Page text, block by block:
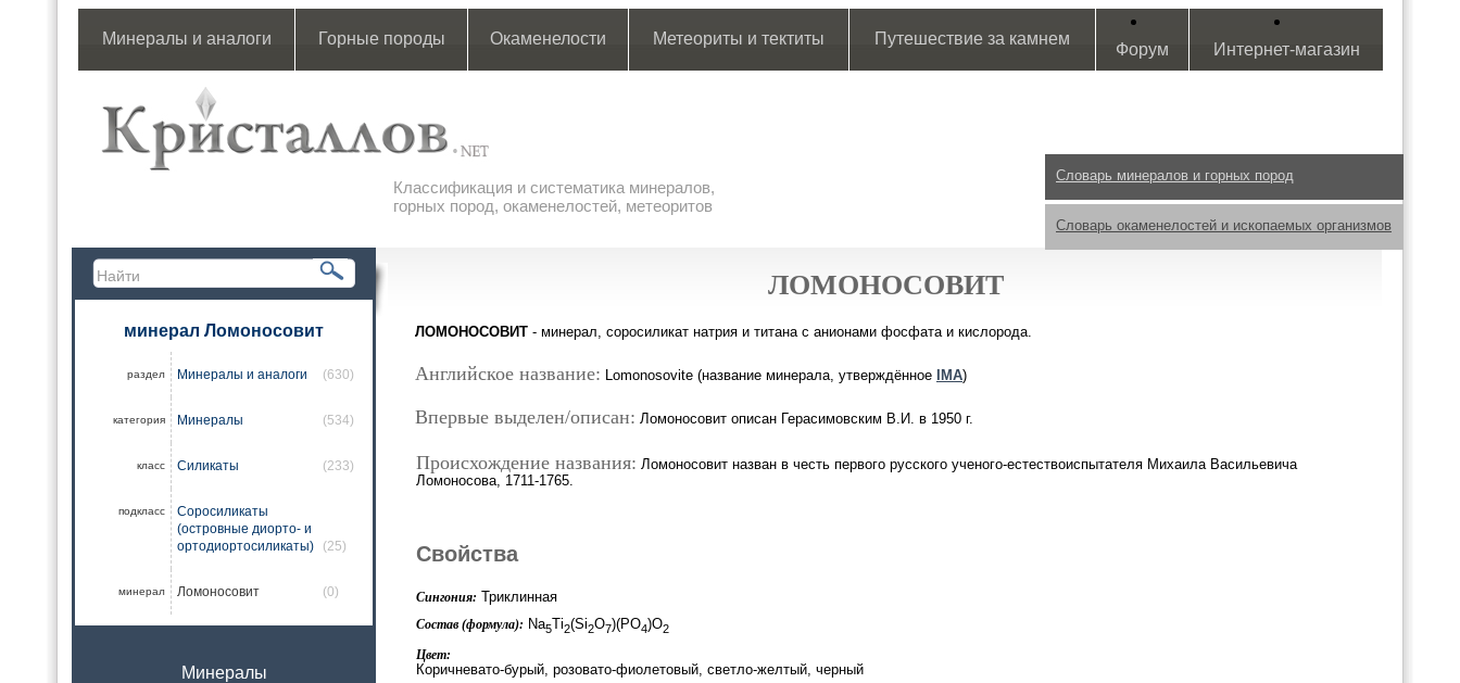
Минералы и аналоги Горные породы Окаменелости Метеориты и тектиты Путешествие за камнем
Форум Интернет-магазин
Классификация и систематика минералов,
горных пород, окаменелостей, метеоритов
Словарь минералов и горных пород
Словарь окаменелостей и ископаемых организмов
минерал Ломоносовит
раздел Минералы и аналоги (630)
категория Минералы (534)
класс Силикаты (233)
подкласс
Соросиликаты
(островные диорто- и
ортодиортосиликаты)
(25)
минерал Ломоносовит (0)
Минералы
ЛОМОНОСОВИТ
ЛОМОНОСОВИТ - минерал, соросиликат натрия и титана с анионами фосфата и кислорода.
Английское название: Lomonosovite (название минерала, утверждённое IMA)
Впервые выделен/описан: Ломоносовит описан Герасимовским В.И. в 1950 г.
Происхождение названия: Ломоносовит назван в честь первого русского ученого-естествоиспытателя Михаила Васильевича
Ломоносова, 1711-1765.
Свойства
Сингония: Триклинная
Состав (формула): Na5Ti2(Si2O7)(PO4)O2
Цвет:
Коричневато-бурый, розовато-фиолетовый, светло-желтый, черный